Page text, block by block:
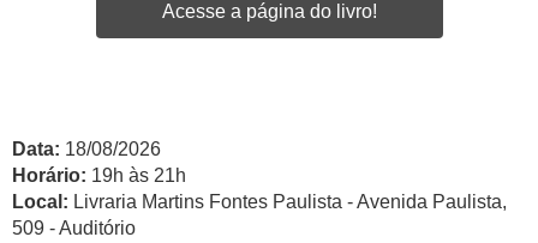
Acesse a página do livro!
Data: 18/08/2026
Horário: 19h às 21h
Local: Livraria Martins Fontes Paulista - Avenida Paulista,
509 - Auditório